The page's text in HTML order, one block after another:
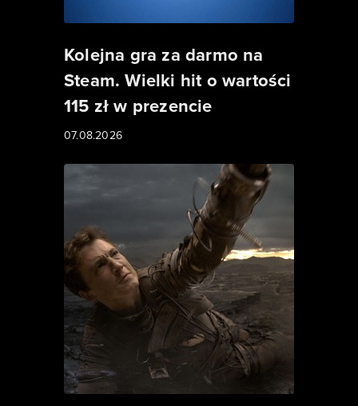
Kolejna gra za darmo na
Steam. Wielki hit o wartości
115 zł w prezencie
07.08.2026